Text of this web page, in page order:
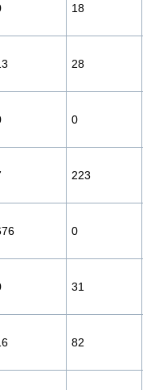
18
28
0
223
0
31
82